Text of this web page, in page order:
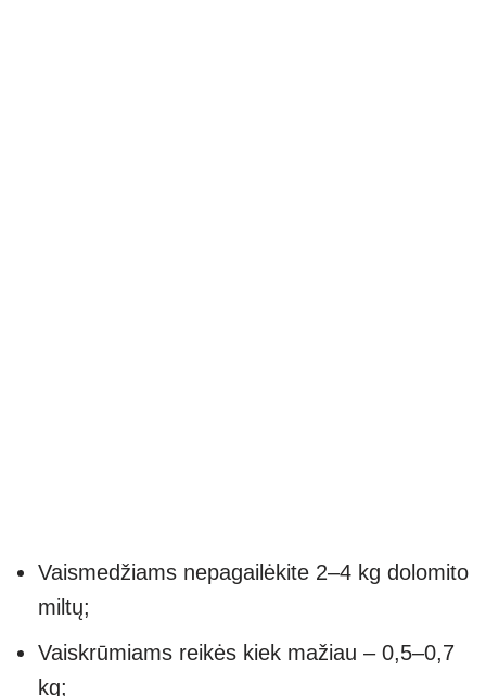
Vaismedžiams nepagailėkite 2–4 kg dolomito
miltų;
Vaiskrūmiams reikės kiek mažiau – 0,5–0,7
kg;